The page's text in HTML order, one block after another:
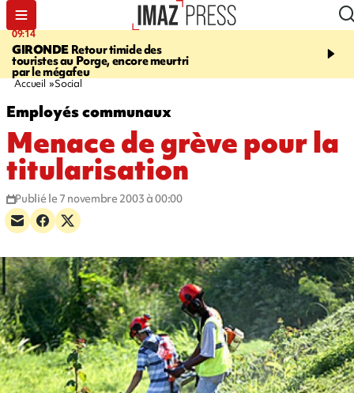
09:14
GIRONDE Retour timide des
touristes au Porge, encore meurtri
par le mégafeu
13:09
Des
font cinq morts en
Accueil Social
Employés communaux
Menace de grève pour la
titularisation
Publié le 7 novembre 2003 à 00:00